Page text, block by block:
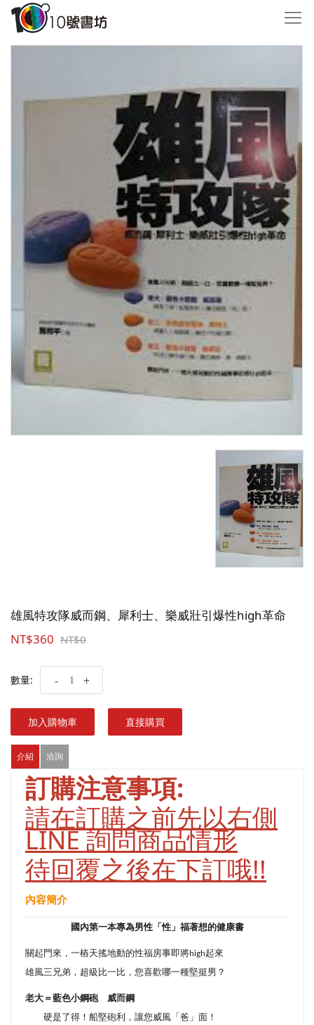
雄風特攻隊威而鋼、犀利士、樂威壯引爆性high革命
NT$360 NT$0
數量: - +
加入購物車 直接購買
介紹 洽詢
訂購注意事項:
請在訂購之前先以右側
LINE 詢問商品情形
待回覆之後在下訂哦!!
內容簡介
國內第一本專為男性「性」福著想的健康書
關起門來，一樁天搖地動的性福房事即將high起來
雄風三兄弟，超級比一比，您喜歡哪一種堅挺男？
老大＝藍色小鋼砲 威而鋼
硬是了得！船堅砲利，讓您威風「爸」面！